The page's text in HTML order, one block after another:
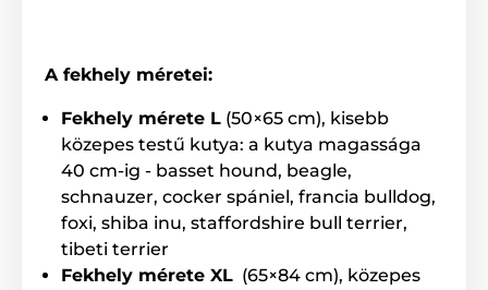
Házak, fekhelyek Fekhelyek
Kistestű kutyáknak
Közepes testű kutyáknak
Nagytestű kutyáknak
A fekhely méretei:
Fekhely mérete L (50×65 cm), kisebb
közepes testű kutya: a kutya magassága
40 cm-ig - basset hound, beagle,
schnauzer, cocker spániel, francia bulldog,
foxi, shiba inu, staffordshire bull terrier,
tibeti terrier
Fekhely mérete XL (65×84 cm), közepes